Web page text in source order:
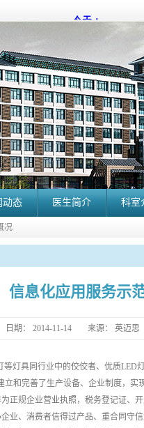
动态 医生简介 科室
况
信息化应用服务示
日期： 2014-11-14 来源： 英迈思
等灯具同行业中的佼佼者、优质LED
和完善了生产设备、企业制度，
正规企业营业执照，税务登记证、
业、消费者信得过产品、重合同守